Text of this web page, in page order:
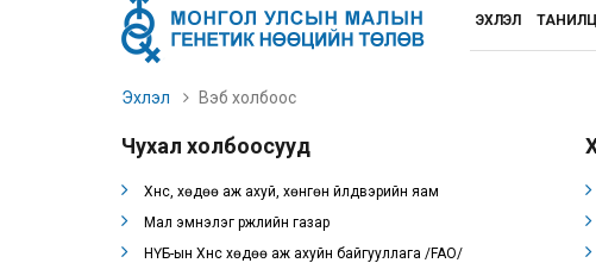
ЭХЛЭЛ
Эхлэл Вэб холбоос
Чухал холбоосууд
Хүнс, хөдөө аж ахуй, хөнгөн үйлдвэрийн яам
Мал эмнэлэг үржлийн газар
НҮБ-ын Хүнс хөдөө аж ахуйн байгууллага /FAO/